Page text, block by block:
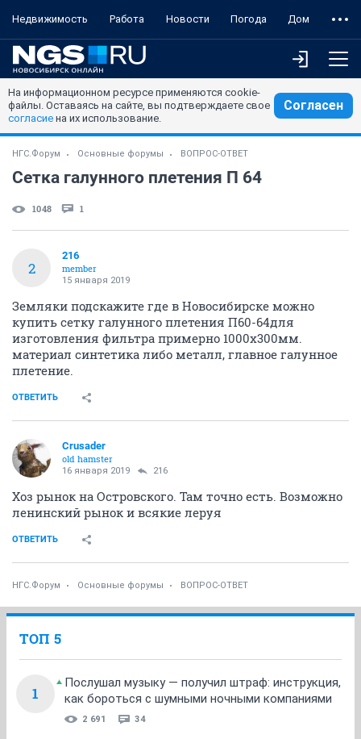
Недвижимость Работа Новости Погода Дом
На информационном ресурсе применяются cookie-
файлы. Оставаясь на сайте, вы подтверждаете свое
согласие на их использование.
Согласен
НГС.Форум Основные форумы ВОПРОС-ОТВЕТ
Сетка галунного плетения П 64
1048 1
2
216
member
15 января 2019
Земляки подскажите где в Новосибирске можно
купить сетку галунного плетения П60-64для
изготовления фильтра примерно 1000х300мм.
материал синтетика либо металл, главное галунное
плетение.
ОТВЕТИТЬ
Crusader
old hamster
16 января 2019 216
Хоз рынок на Островского. Там точно есть. Возможно
ленинский рынок и всякие леруя
ОТВЕТИТЬ
НГС.Форум Основные форумы ВОПРОС-ОТВЕТ
ТОП 5
1
Послушал музыку — получил штраф: инструкция,
как бороться с шумными ночными компаниями
2 691 34